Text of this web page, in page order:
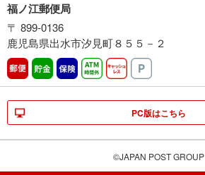
福ノ江郵便局
〒 899-0136
鹿児島県出水市汐見町８５５－２
郵便 貯金 保険 ATM時間外キャッシュレス
PC版はこちら
©JAPAN POST GROUP